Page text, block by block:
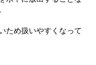
ため扱いやすくなって